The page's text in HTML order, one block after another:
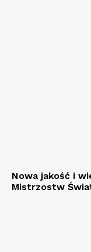
Nowa jakość i
Mistrzostw